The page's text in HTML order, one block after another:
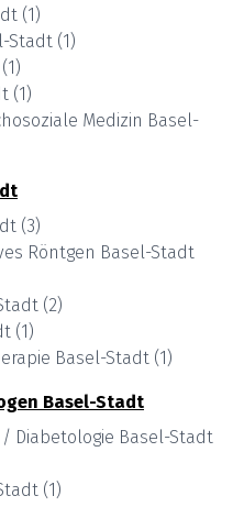
(1)
Stadt (1)
(1)
(1)
Medizin Basel-
(3)
Röntgen Basel-Stadt
(2)
(1)
Basel-Stadt (1)
Basel-Stadt
Diabetologie Basel-Stadt
(1)